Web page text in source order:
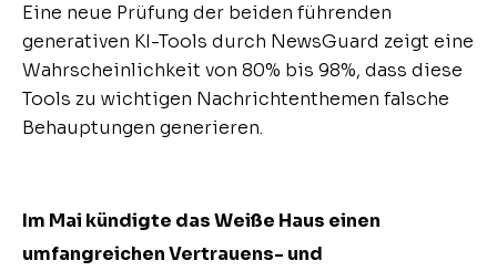
Eine neue Prüfung der beiden führenden
generativen KI-Tools durch NewsGuard zeigt eine
Wahrscheinlichkeit von 80% bis 98%, dass diese
Tools zu wichtigen Nachrichtenthemen falsche
Behauptungen generieren.
Im Mai kündigte das Weiße Haus einen
umfangreichen Vertrauens- und